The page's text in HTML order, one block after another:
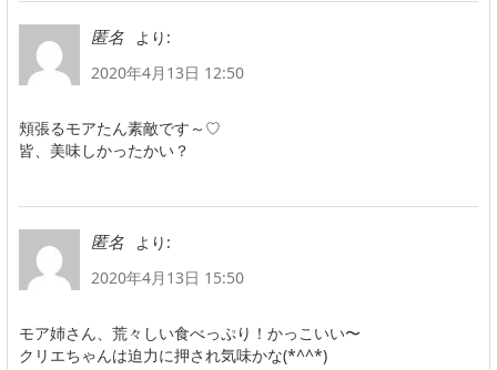
匿名
より:
2020年4月13日 12:50
頬張るモアたん素敵です～♡
皆、美味しかったかい？
匿名
より:
2020年4月13日 15:50
モア姉さん、荒々しい食べっぷり！かっこいい〜
クリエちゃんは迫力に押され気味かな(*^^*)